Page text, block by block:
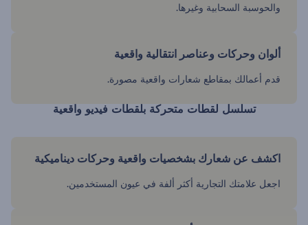
والحوسبة السحابية وغيرها.
ألوان وحركات وعناصر انتقالية واقعية
قدم أعمالك بمقاطع شعارات واقعية مصورة.
تسلسل لقطات متحركة بلقطات فيديو واقعية
اكشف عن شعارك بشخصيات واقعية وحركات ديناميكية
اجعل علامتك التجارية أكثر ألفة في عيون المستخدمين.